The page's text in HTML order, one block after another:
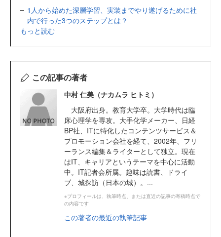
1人から始めた深層学習、実装までやり遂げるために社
内で行った3つのステップとは？
もっと読む
この記事の著者
中村 仁美（ナカムラ ヒトミ）
大阪府出身。教育大学卒。大学時代は臨
床心理学を専攻。大手化学メーカー、日経
BP社、ITに特化したコンテンツサービス＆
プロモーション会社を経て、2002年、フリ
ーランス編集＆ライターとして独立。現在
はIT、キャリアというテーマを中心に活動
中。IT記者会所属。趣味は読書、ドライ
ブ、城探訪（日本の城）。...
※プロフィールは、執筆時点、または直近の記事の寄稿時点で
の内容です
この著者の最近の執筆記事